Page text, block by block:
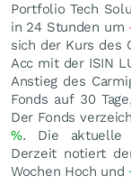
Portfolio Tech
in 24 Stunden um
sich der Kurs des
Acc mit der ISIN
Anstieg des
Fonds auf 30
Der Fonds
%. Die aktuelle
Derzeit notiert
Wochen Hoch und